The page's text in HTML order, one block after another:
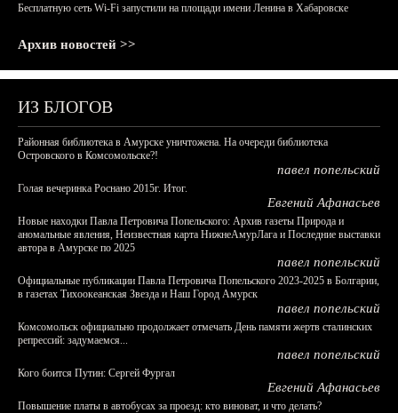
Бесплатную сеть Wi-Fi запустили на площади имени Ленина в Хабаровске
Архив новостей >>
ИЗ БЛОГОВ
Районная библиотека в Амурске уничтожена. На очереди библиотека
Островского в Комсомольске?!
павел попельский
Голая вечеринка Роснано 2015г. Итог.
Евгений Афанасьев
Новые находки Павла Петровича Попельского: Архив газеты Природа и
аномальные явления, Неизвестная карта НижнеАмурЛага и Последние выставки
автора в Амурске по 2025
павел попельский
Официальные публикации Павла Петровича Попельского 2023-2025 в Болгарии,
в газетах Тихоокеанская Звезда и Наш Город Амурск
павел попельский
Комсомольск официально продолжает отмечать День памяти жертв сталинских
репрессий: задумаемся...
павел попельский
Кого боится Путин: Сергей Фургал
Евгений Афанасьев
Повышение платы в автобусах за проезд: кто виноват, и что делать?